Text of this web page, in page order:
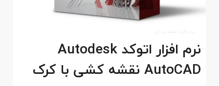
نرم افزار اتوکد Autodesk
AutoCAD نقشه کشی با کرک